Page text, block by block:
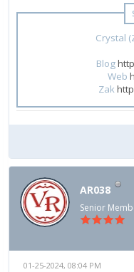
Crystal
Blog
Web
Zak
AR038
Senior
01-25-2024, 08:04 PM